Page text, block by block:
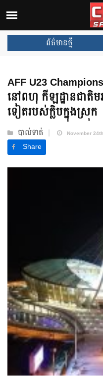
ព័ត៌មានថ្មី
ឈ្នះពានរង្វាន់បន្ថែមទៀត បន្ទា
AFF U23
នៅពហុ កីឡដ្ឋានជាតិ
ទៀតរបស់ក្លិបក្នុងស្រុក
បាល់ទាត់ November
Share